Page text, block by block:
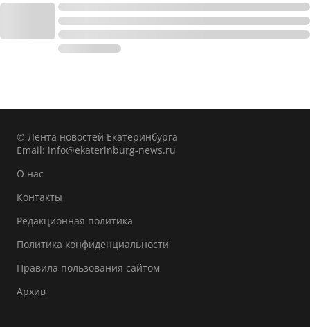
© Лента новостей Екатеринбурга
Email: info@ekaterinburg-news.ru
О нас
Контакты
Редакционная политика
Политика конфиденциальности
Правила пользования сайтом
Архив